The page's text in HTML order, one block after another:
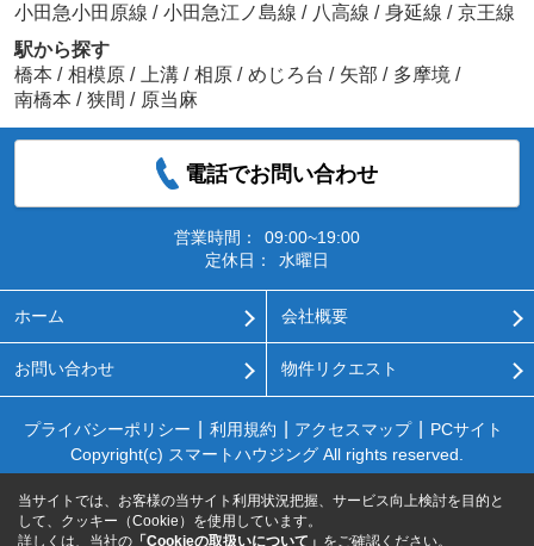
小田急小田原線 / 小田急江ノ島線 / 八高線 / 身延線 / 京王線
駅から探す
橋本 / 相模原 / 上溝 / 相原 / めじろ台 / 矢部 / 多摩境 /
南橋本 / 狭間 / 原当麻
電話でお問い合わせ
営業時間：
09:00~19:00
定休日：
水曜日
ホーム 会社概要
お問い合わせ 物件リクエスト
プライバシーポリシー 利用規約 アクセスマップ
PCサイト
Copyright(c) スマートハウジング All rights reserved.
当サイトでは、お客様の当サイト利用状況把握、サービス向上検討を目的と
して、クッキー（Cookie）を使用しています。
詳しくは、当社の 「Cookieの取扱いについて」 をご確認ください。